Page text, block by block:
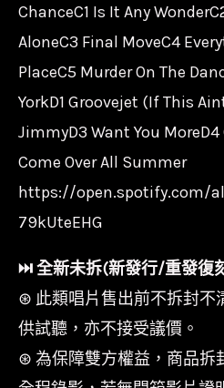
ChanceC1 Is It Any
AloneC3 Final MoveC4
PlaceC5 Murder On The
YorkD1 Groovejet (If This
JimmyD3 Want You MoreD4
Come Over All Summer
https://open.spotify.com/
79kUteEHG
⏭︎ 全新未拆(新發行/重發復
⊛ 此類唱片售出前不拆封不
供試聽，亦不接受議價。
⊛ 為保障雙方權益，商品拆